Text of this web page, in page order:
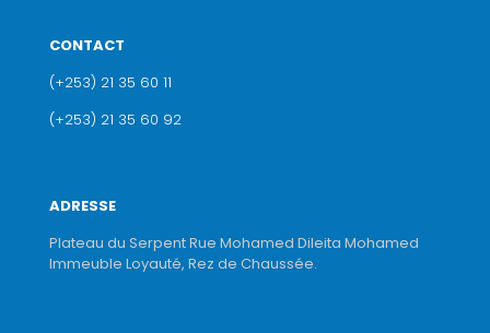
CONTACT
(+253) 21 35 60 11
(+253) 21 35 60 92
ADRESSE
Plateau du Serpent Rue Mohamed Dileita Mohamed
Immeuble Loyauté, Rez de Chaussée.